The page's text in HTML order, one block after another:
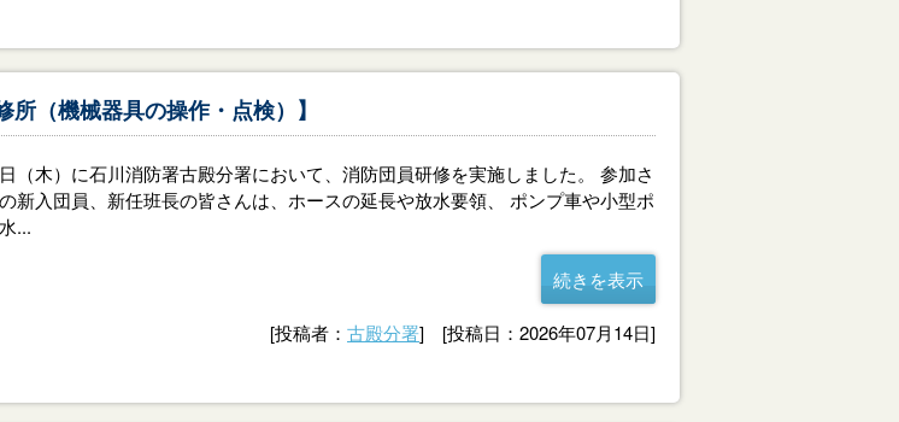
（機械器具の操作・点検）】
（木）に石川消防署古殿分署において、消防団員研修を実施しました。 参加さ
新入団員、新任班長の皆さんは、ホースの延長や放水要領、 ポンプ車や小型ポ
...
続きを表示
[投稿者： 古殿分署] [投稿日：2026年07月14日]